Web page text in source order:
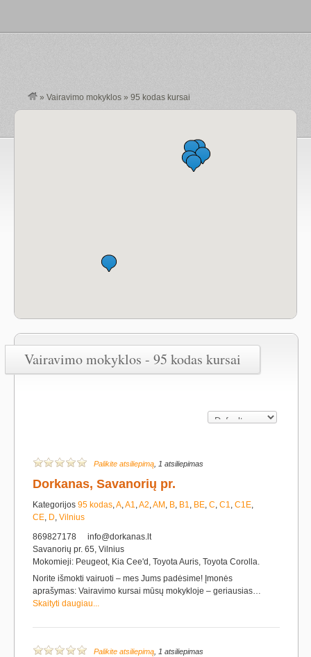
» Vairavimo mokyklos » 95 kodas kursai
Vairavimo mokyklos - 95 kodas kursai
Palikite atsiliepimą , 1 atsiliepimas
Dorkanas, Savanorių pr.
Kategorijos 95 kodas,A,A1,A2,AM , B, B1, BE, C, C1, C1E,
CE, D, Vilnius
869827178
info@dorkanas.lt
Savanorių pr. 65, Vilnius
Mokomieji: Peugeot, Kia Cee'd, Toyota Auris, Toyota Corolla.
Norite išmokti vairuoti – mes Jums padėsime! Įmonės
aprašymas: Vairavimo kursai mūsų mokykloje – geriausias…
Skaityti daugiau...
Palikite atsiliepimą , 1 atsiliepimas